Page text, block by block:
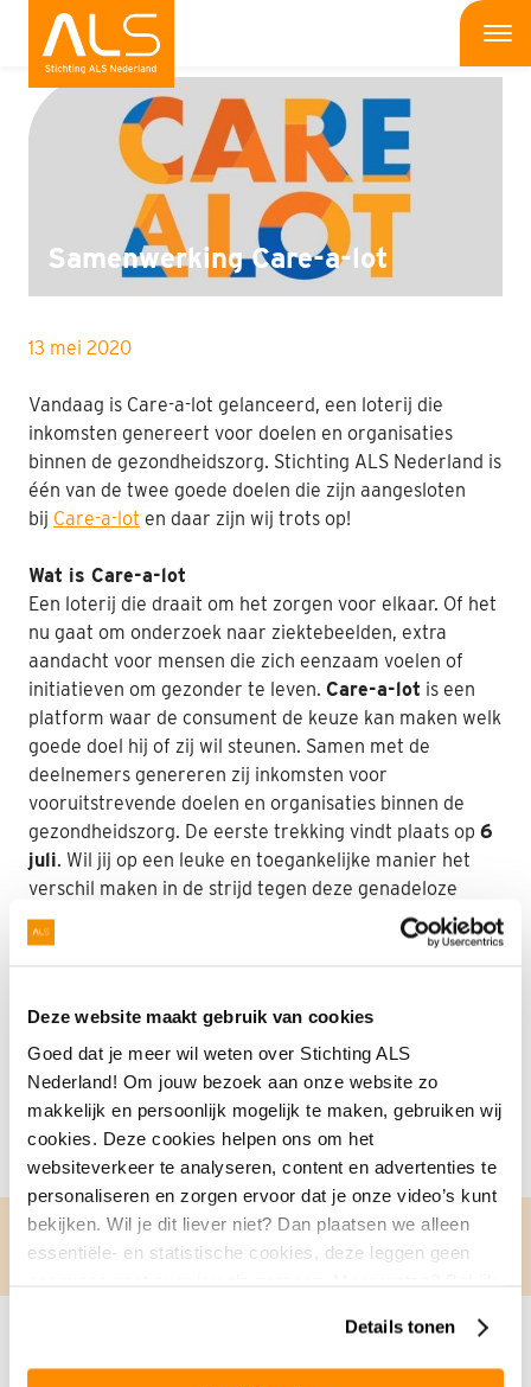
Deze website maakt gebruik van cookies
Goed dat je meer wil weten over Stichting ALS
Nederland! Om jouw bezoek aan onze website zo
makkelijk en persoonlijk mogelijk te maken, gebruiken wij
cookies. Deze cookies helpen ons om het
websiteverkeer te analyseren, content en advertenties te
personaliseren en zorgen ervoor dat je onze video’s kunt
bekijken. Wil je dit liever niet? Dan plaatsen we alleen
essentiële- en statistische cookies, deze leggen geen
Details tonen
Wat is ALS
Wat kun jij doen
Bedrijven
Onderzoek
Wat doen wij
Patiënten
Nieuws
Interviews
Nabestaanden
Webshop
Contact
Nieuws
Samenwerking Care-a-lot
13 mei 2020
Vandaag is Care-a-lot gelanceerd, een loterij die
inkomsten genereert voor doelen en organisaties
binnen de gezondheidszorg. Stichting ALS Nederland is
één van de twee goede doelen die zijn aangesloten
bij Care-a-lot en daar zijn wij trots op!
Wat is Care-a-lot
Een loterij die draait om het zorgen voor elkaar. Of het
nu gaat om onderzoek naar ziektebeelden, extra
aandacht voor mensen die zich eenzaam voelen of
initiatieven om gezonder te leven. Care-a-lot is een
platform waar de consument de keuze kan maken welk
goede doel hij of zij wil steunen. Samen met de
deelnemers genereren zij inkomsten voor
vooruitstrevende doelen en organisaties binnen de
gezondheidszorg. De eerste trekking vindt plaats op 6
juli. Wil jij op een leuke en toegankelijke manier het
verschil maken in de strijd tegen deze genadeloze
ziekte?
Meer weten over dé gezondheidsloterij van
Nederland? Klik
Delen via: